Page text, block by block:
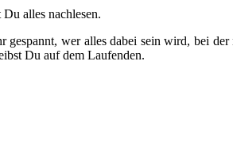
Du alles nachlesen.
wer alles dabei sein wird, bei
Du auf dem Laufenden.